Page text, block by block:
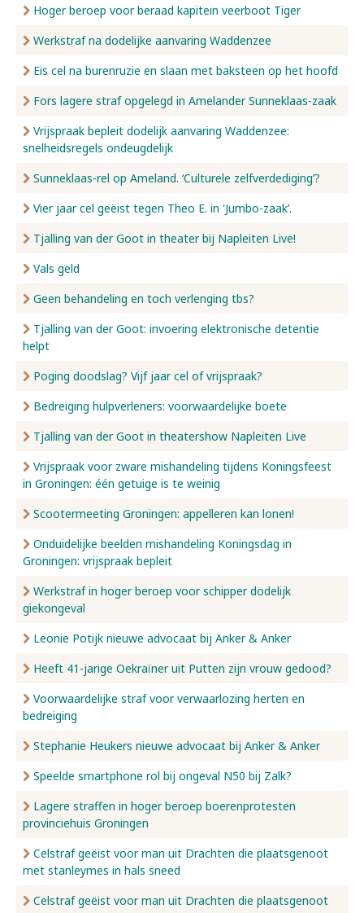
Hoger beroep voor beraad kapitein veerboot Tiger
Werkstraf na dodelijke aanvaring Waddenzee
Eis cel na burenruzie en slaan met baksteen op het hoofd
Fors lagere straf opgelegd in Amelander Sunneklaas-zaak
Vrijspraak bepleit dodelijk aanvaring Waddenzee:
snelheidsregels ondeugdelijk
Sunneklaas-rel op Ameland. ‘Culturele zelfverdediging’?
Vier jaar cel geëist tegen Theo E. in 'Jumbo-zaak’.
Tjalling van der Goot in theater bij Napleiten Live!
Vals geld
Geen behandeling en toch verlenging tbs?
Tjalling van der Goot: invoering elektronische detentie
helpt
Poging doodslag? Vijf jaar cel of vrijspraak?
Bedreiging hulpverleners: voorwaardelijke boete
Tjalling van der Goot in theatershow Napleiten Live
Vrijspraak voor zware mishandeling tijdens Koningsfeest
in Groningen: één getuige is te weinig
Scootermeeting Groningen: appelleren kan lonen!
Onduidelijke beelden mishandeling Koningsdag in
Groningen: vrijspraak bepleit
Werkstraf in hoger beroep voor schipper dodelijk
giekongeval
Leonie Potijk nieuwe advocaat bij Anker & Anker
Heeft 41-jarige Oekraïner uit Putten zijn vrouw gedood?
Voorwaardelijke straf voor verwaarlozing herten en
bedreiging
Stephanie Heukers nieuwe advocaat bij Anker & Anker
Speelde smartphone rol bij ongeval N50 bij Zalk?
Lagere straffen in hoger beroep boerenprotesten
provinciehuis Groningen
Celstraf geëist voor man uit Drachten die plaatsgenoot
met stanleymes in hals sneed
Celstraf geëist voor man uit Drachten die plaatsgenoot